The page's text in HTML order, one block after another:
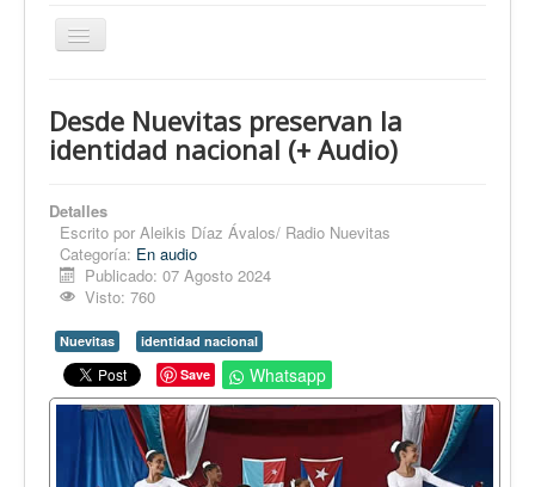
Cambiar
Nuevitas
Conozca Nuevitas
Fotorreportaje
Opinión
En audio
Medio Ambiente
Ciencia, tecnología y curiosidades
Francés
Desde Nuevitas preservan la
identidad nacional (+ Audio)
Detalles
Escrito por Aleikis Díaz Ávalos/ Radio Nuevitas
Categoría: En audio
Publicado: 07 Agosto 2024
Visto: 760
Nuevitas
identidad nacional
Save
Whatsapp